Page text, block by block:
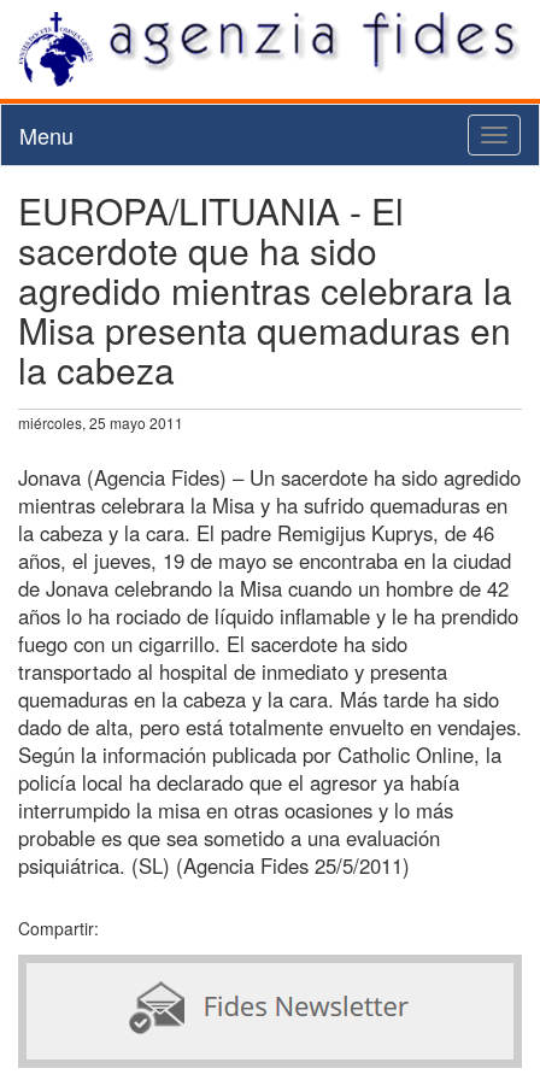
Menu
EUROPA/LITUANIA - El
sacerdote que ha sido
agredido mientras celebrara la
Misa presenta quemaduras en
la cabeza
miércoles, 25 mayo 2011
Jonava (Agencia Fides) – Un sacerdote ha sido agredido
mientras celebrara la Misa y ha sufrido quemaduras en
la cabeza y la cara. El padre Remigijus Kuprys, de 46
años, el jueves, 19 de mayo se encontraba en la ciudad
de Jonava celebrando la Misa cuando un hombre de 42
años lo ha rociado de líquido inflamable y le ha prendido
fuego con un cigarrillo. El sacerdote ha sido
transportado al hospital de inmediato y presenta
quemaduras en la cabeza y la cara. Más tarde ha sido
dado de alta, pero está totalmente envuelto en vendajes.
Según la información publicada por Catholic Online, la
policía local ha declarado que el agresor ya había
interrumpido la misa en otras ocasiones y lo más
probable es que sea sometido a una evaluación
psiquiátrica. (SL) (Agencia Fides 25/5/2011)
Compartir: